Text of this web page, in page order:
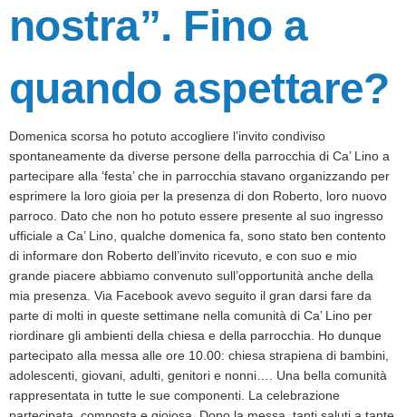
nostra”. Fino a
quando aspettare?
Domenica scorsa ho potuto accogliere l’invito condiviso
spontaneamente da diverse persone della parrocchia di Ca’ Lino a
partecipare alla ‘festa’ che in parrocchia stavano organizzando per
esprimere la loro gioia per la presenza di don Roberto, loro nuovo
parroco. Dato che non ho potuto essere presente al suo ingresso
ufficiale a Ca’ Lino, qualche domenica fa, sono stato ben contento
di informare don Roberto dell’invito ricevuto, e con suo e mio
grande piacere abbiamo convenuto sull’opportunità anche della
mia presenza. Via Facebook avevo seguito il gran darsi fare da
parte di molti in queste settimane nella comunità di Ca’ Lino per
riordinare gli ambienti della chiesa e della parrocchia. Ho dunque
partecipato alla messa alle ore 10.00: chiesa strapiena di bambini,
adolescenti, giovani, adulti, genitori e nonni…. Una bella comunità
rappresentata in tutte le sue componenti. La celebrazione